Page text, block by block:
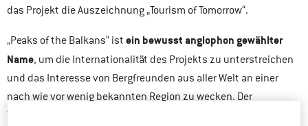
das Projekt die Auszeichnung „Tourism of Tomorrow“.
„Peaks of the Balkans“ ist ein bewusst anglophon gewählter
Name, um die Internationalität des Projekts zu unterstreichen
und das Interesse von Bergfreunden aus aller Welt an einer
nach wie vor wenig bekannten Region zu wecken. Der
Tourismus soll Einkommen für die lokale Bevölkerung schaffen,